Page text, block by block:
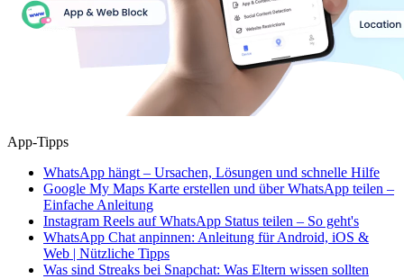
App-Tipps
WhatsApp hängt – Ursachen, Lösungen und schnelle Hilfe
Google My Maps Karte erstellen und über WhatsApp teilen –
Einfache Anleitung
Instagram Reels auf WhatsApp Status teilen – So geht's
WhatsApp Chat anpinnen: Anleitung für Android, iOS &
Web | Nützliche Tipps
Was sind Streaks bei Snapchat: Was Eltern wissen sollten